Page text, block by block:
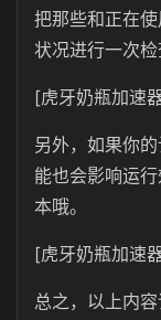
把那些和正在
状况进行一次检
[虎牙奶瓶加速
另外，如果你
能也会影响运
本哦。
[虎牙奶瓶加速
总之，以上内